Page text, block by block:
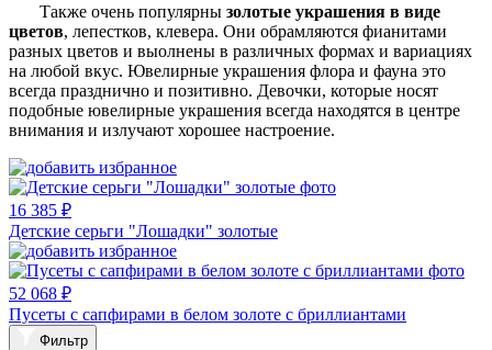
Также очень популярны золотые украшения в виде
цветов, лепестков, клевера. Они обрамляются фианитами
разных цветов и выолнены в различных формах и вариациях
на любой вкус. Ювелирные украшения флора и фауна это
всегда празднично и позитивно. Девочки, которые носят
подобные ювелирные украшения всегда находятся в центре
внимания и излучают хорошее настроение.
16 385 ₽
Детские серьги "Лошадки" золотые
52 068 ₽
Пусеты с сапфирами в белом золоте с бриллиантами
Фильтр